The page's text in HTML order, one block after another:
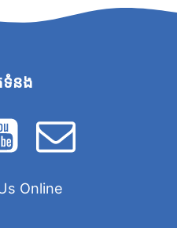
ទំនង
Online